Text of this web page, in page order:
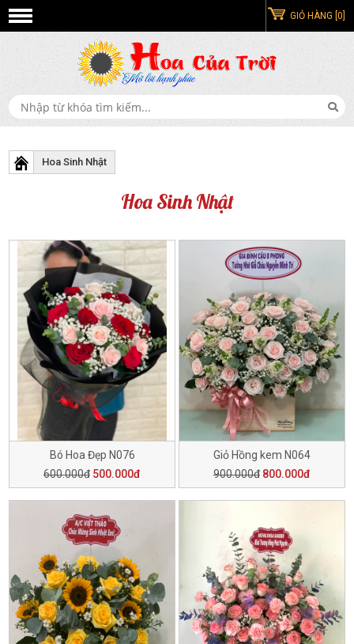
GIỎ HÀNG [0]
Hoa Sinh Nhật
Hoa Sinh Nhật
Bó Hoa Đẹp N076
600.000đ 500.000đ
Giỏ Hồng kem N064
900.000đ 800.000đ